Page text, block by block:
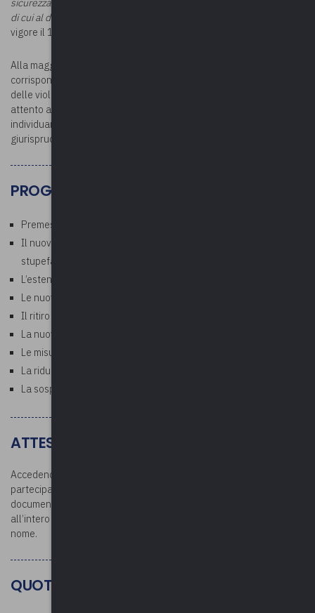
sicurezza stradale e delega per la revisione del codice della strada,
di cui al decreto legislativo 30 aprile 1992, n. 285
vigore il 14 dicembre 2024.
Alla maggior responsabilizzazione dell’utente della strada,
corrispondono nuovi e inediti schemi operativi per l’accertamento
delle violazioni in relazione ai quali la complessa riforma chiede un
attento approccio culturale e professionale, anche al fine di
individuare i problemi esegetici offerti alla riflessione letteraria e
giurisprudenziale.
PROGRAMMA
Premessa
Il nuovo reato di "guida dopo l’assunzione di sostanze
stupefacenti"
L’estensione dei casi di accertamento
Le nuove modalità di accertamento
Il ritiro cautelare della patente
La nuova misura cautelare della visita medica di revisione
Le misure a carico dei conducenti non titolari di patente
La riduzione di durata della validità della patente
La sospensione della patente in via cautelare
ATTESTATO E DOCUMENTAZIONE
Accedendo all’area riservata dopo la conclusione del corso, i
partecipanti potranno scaricare l’attestato di partecipazione e la
documentazione. L’attestato verrà rilasciato per la partecipazione
all’intero corso: si raccomanda la partecipazione con il proprio
nome.
QUOTE